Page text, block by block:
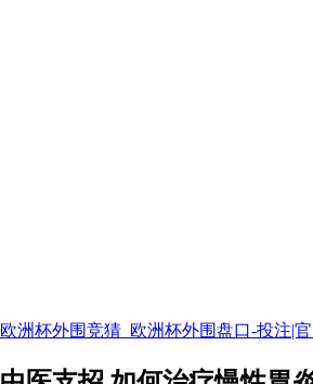
欧洲杯外围竞猜_欧洲杯外围盘口-投注|官